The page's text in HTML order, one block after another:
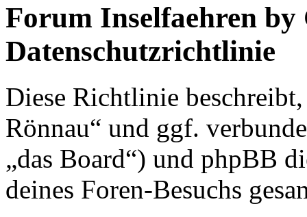
Forum Inselfaehren by
Datenschutzrichtlinie
Diese Richtlinie
Rönnau“ und ggf.
„das Board“) und phpBB
deines Foren-Besuchs